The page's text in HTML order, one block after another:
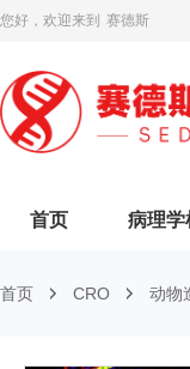
您好，欢迎来到 赛德斯
首页 病理学
首页 CRO 动物